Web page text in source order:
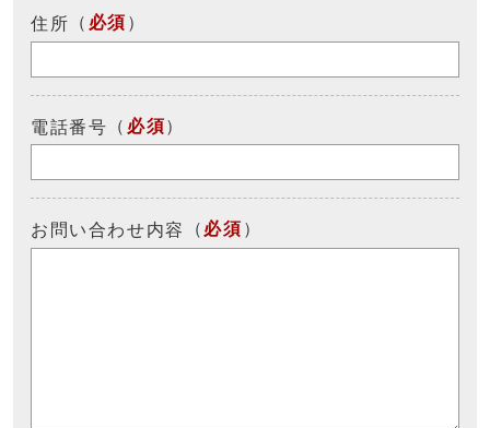
住所 （ 必須 ）
電話番号 （ 必須）
お問い合わせ内容 （ 必須 ）